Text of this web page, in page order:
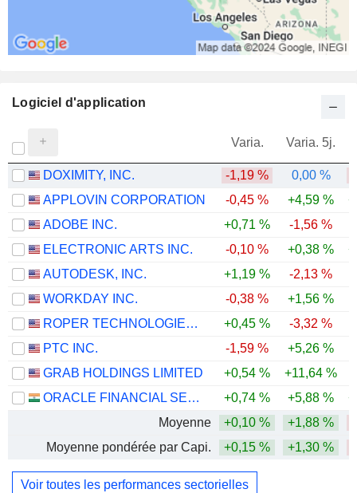
Logiciel d'application
Varia. Varia. 5j.
DOXIMITY, INC. -1,19 % 0,00 %
APPLOVIN CORPORATION
-0,45 % +4,59 %
ADOBE INC.
+0,71 % -1,56 %
ELECTRONIC ARTS INC.
-0,10 % +0,38 %
AUTODESK, INC.
+1,19 % -2,13 %
WORKDAY INC.
-0,38 % +1,56 %
ROPER TECHNOLOGIES, INC.
+0,45 % -3,32 %
PTC INC.
-1,59 % +5,26 %
GRAB HOLDINGS LIMITED
+0,54 % +11,64 %
ORACLE FINANCIAL SERVICES SOFTWARE LIMITED
+0,74 % +5,88 %
Moyenne
+0,10 % +1,88 %
Moyenne pondérée par Capi.
+0,15 % +1,30 %
Voir toutes les performances sectorielles